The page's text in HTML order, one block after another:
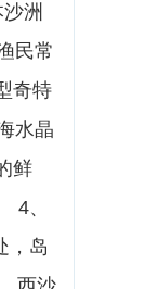
洲
民常
奇特
水晶
鲜
4、
，岛